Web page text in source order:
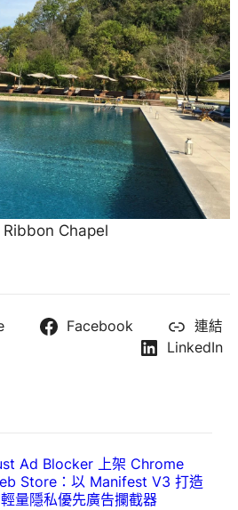
Ribbon Chapel
Facebook
連結
LinkedIn
Ad Blocker 上架 Chrome
Store：以 Manifest V3 打造
量隱私優先廣告攔截器